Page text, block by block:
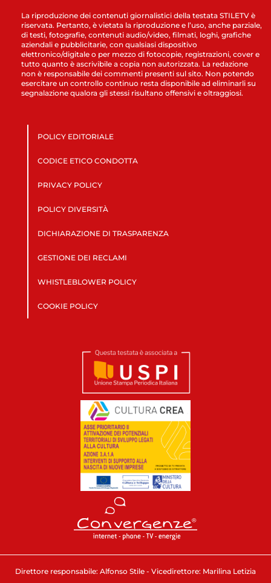
La riproduzione dei contenuti giornalistici della testata STILETV è
riservata. Pertanto, è vietata la riproduzione e l’uso, anche parziale,
di testi, fotografie, contenuti audio/video, filmati, loghi, grafiche
aziendali e pubblicitarie, con qualsiasi dispositivo
elettronico/digitale o per mezzo di fotocopie, registrazioni, cover e
tutto quanto è ascrivibile a copia non autorizzata. La redazione
non è responsabile dei commenti presenti sul sito. Non potendo
esercitare un controllo continuo resta disponibile ad eliminarli su
segnalazione qualora gli stessi risultano offensivi e oltraggiosi.
POLICY EDITORIALE
CODICE ETICO CONDOTTA
PRIVACY POLICY
POLICY DIVERSITÀ
DICHIARAZIONE DI TRASPARENZA
GESTIONE DEI RECLAMI
WHISTLEBLOWER POLICY
COOKIE POLICY
Direttore responsabile: Alfonso Stile - Vicedirettore: Marilina Letizia